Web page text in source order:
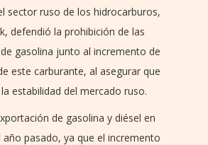
sector ruso de los hidrocarburos,
defendió la prohibición de las
gasolina junto al incremento de
este carburante, al asegurar que
estabilidad del mercado ruso.
de gasolina y diésel en
año pasado, ya que el incremento